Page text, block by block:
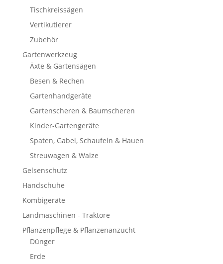
Tischkreissägen
Vertikutierer
Zubehör
Gartenwerkzeug
Äxte & Gartensägen
Besen & Rechen
Gartenhandgeräte
Gartenscheren & Baumscheren
Kinder-Gartengeräte
Spaten, Gabel, Schaufeln & Hauen
Streuwagen & Walze
Gelsenschutz
Handschuhe
Kombigeräte
Landmaschinen - Traktore
Pflanzenpflege & Pflanzenanzucht
Dünger
Erde